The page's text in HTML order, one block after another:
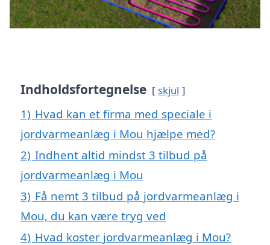
Indholdsfortegnelse skjul
1) Hvad kan et firma med speciale i
jordvarmeanlæg i Mou hjælpe med?
2) Indhent altid mindst 3 tilbud på
jordvarmeanlæg i Mou
3) Få nemt 3 tilbud på jordvarmeanlæg i
Mou, du kan være tryg ved
4) Hvad koster jordvarmeanlæg i Mou?